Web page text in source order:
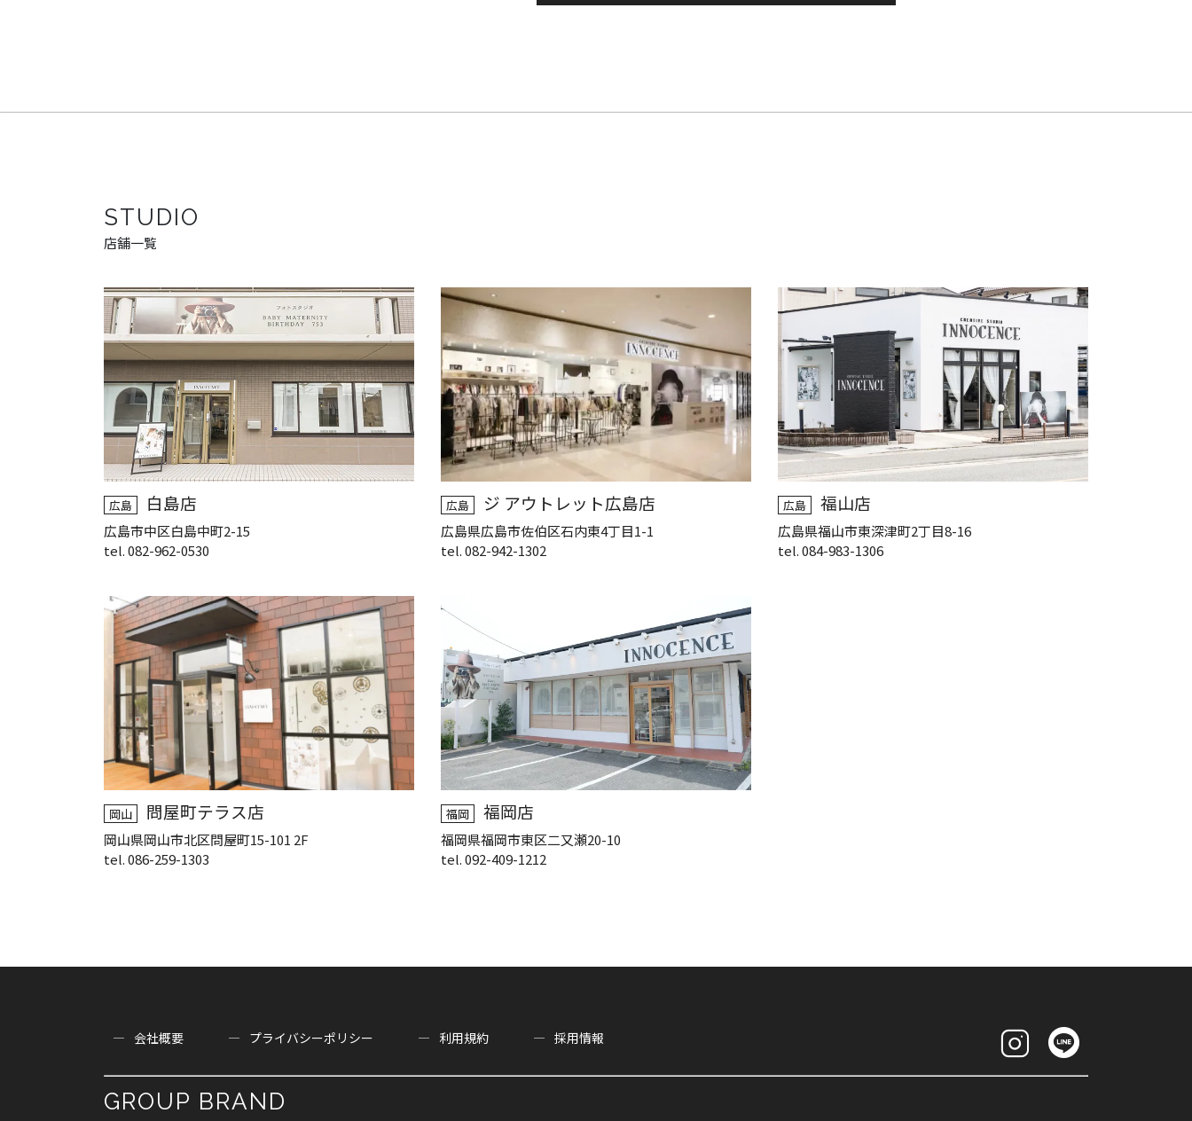
STUDIO
店舗一覧
広島 白島店
広島市中区白島中町2-15
tel. 082-962-0530
広島 ジ アウトレット広島店
広島県広島市佐伯区石内東4丁目1-1
tel. 082-942-1302
広島 福山店
広島県福山市東深津町2丁目8-16
tel. 084-983-1306
岡山 問屋町テラス店
岡山県岡山市北区問屋町15-101 2F
tel. 086-259-1303
福岡 福岡店
福岡県福岡市東区二又瀬20-10
tel. 092-409-1212
会社概要 プライバシーポリシー 利用規約 採用情報
GROUP BRAND